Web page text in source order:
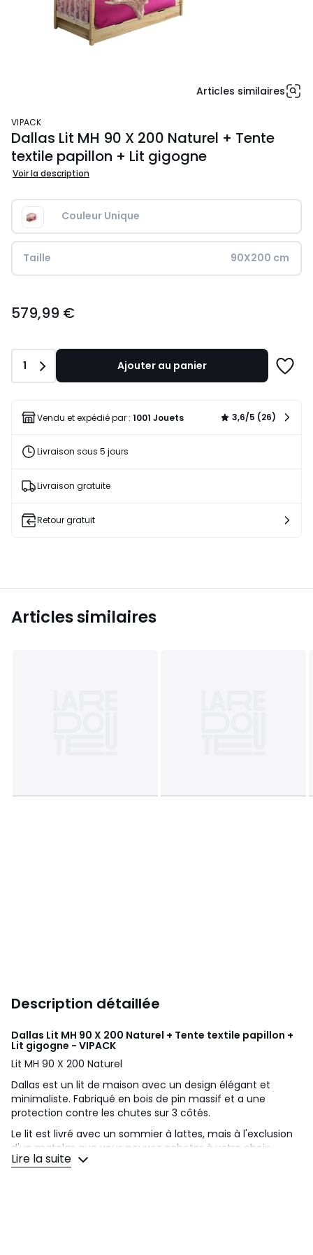
Articles similaires
VIPACK
Dallas Lit MH 90 X 200 Naturel + Tente
textile papillon + Lit gigogne
Voir la description
Couleur Unique
Taille 90X200 cm
€.
579,99 €
Quantité
1 Ajouter au panier
liste
Vendu et expédié par : 1001 Jouets 3,6/5 (26)
Livraison sous 5 jours
Livraison gratuite
Retour gratuit
Articles similaires
Description détaillée
Dallas Lit MH 90 X 200 Naturel + Tente textile papillon +
Lit gigogne - VIPACK
Lit MH 90 X 200 Naturel
Dallas est un lit de maison avec un design élégant et
minimaliste. Fabriqué en bois de pin massif et a une
protection contre les chutes sur 3 côtés.
Le lit est livré avec un sommier à lattes, mais à l'exclusion
d'un matelas que vous pouvez acheter à votre choix.
Grâce à ces couleurs neutres, la pièce peut être décorée
Lire la suite